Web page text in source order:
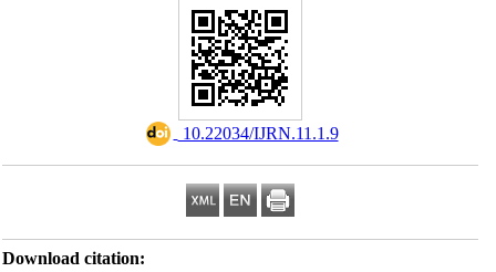
‎ 10.22034/IJRN.11.1.9
Download citation: